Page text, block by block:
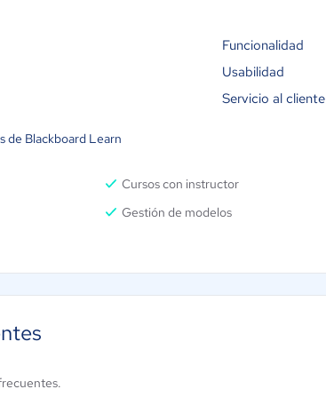
Funcionalidad
Usabilidad
Servicio al cliente
de Blackboard Learn
Cursos con instructor
Gestión de modelos